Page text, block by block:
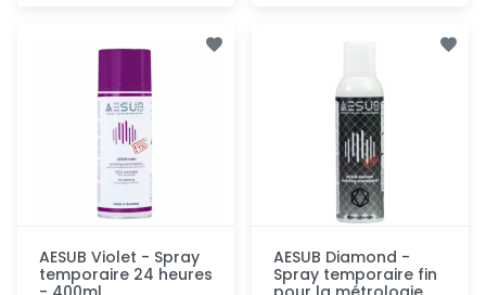
rapide
AESUB Violet - Spray
temporaire 24 heures
AESUB Diamond -
Spray temporaire fin